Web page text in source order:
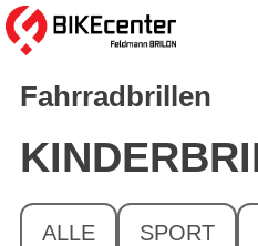
Fahrradbrillen
ALLE SPORT